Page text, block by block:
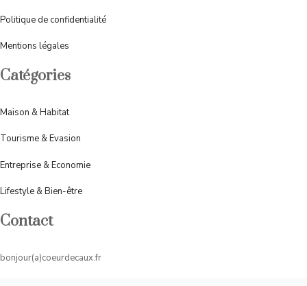
Politique de confidentialité
Mentions légales
Catégories
Maison & Habitat
Tourisme & Evasion
Entreprise & Economie
Lifestyle & Bien-être
Contact
bonjour(a)coeurdecaux.fr